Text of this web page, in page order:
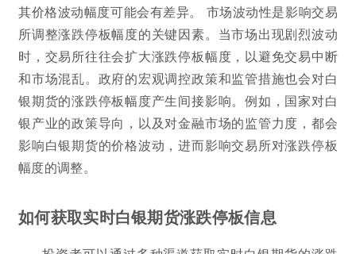
其价格波动幅度可能会有差异。 市场波动性是影响交易
所调整涨跌停板幅度的关键因素。当市场出现剧烈波动
时，交易所往往会扩大涨跌停板幅度，以避免交易中断
和市场混乱。政府的宏观调控政策和监管措施也会对白
银期货的涨跌停板幅度产生间接影响。例如，国家对白
银产业的政策导向，以及对金融市场的监管力度，都会
影响白银期货的价格波动，进而影响交易所对涨跌停板
幅度的调整。
如何获取实时白银期货涨跌停板信息